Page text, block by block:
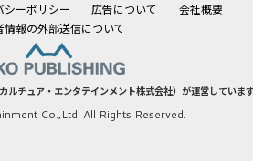
シーポリシー 広告について
会社概要
情報の外部送信について
ルチュア・エンタテインメント株式会社）が運営していま
Co.,Ltd. All Rights Reserved.